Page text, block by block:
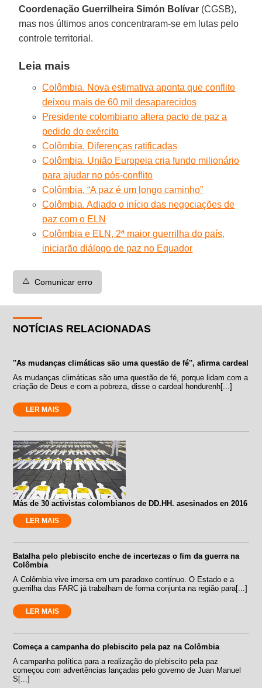
Coordenação Guerrilheira Simón Bolívar (CGSB),
mas nos últimos anos concentraram-se em lutas pelo
controle territorial.
Leia mais
Colômbia. Nova estimativa aponta que conflito
deixou mais de 60 mil desaparecidos
Presidente colombiano altera pacto de paz a
pedido do exército
Colômbia. Diferenças ratificadas
Colômbia. União Europeia cria fundo milionário
para ajudar no pós-conflito
Colômbia. “A paz é um longo caminho”
Colômbia. Adiado o início das negociações de
paz com o ELN
Colômbia e ELN, 2ª maior guerrilha do país,
iniciarão diálogo de paz no Equador
⚠️ Comunicar erro
NOTÍCIAS RELACIONADAS
''As mudanças climáticas são uma questão de fé'', afirma cardeal
As mudanças climáticas são uma questão de fé, porque lidam com a
criação de Deus e com a pobreza, disse o cardeal hondurenh[...]
LER MAIS
Más de 30 activistas colombianos de DD.HH. asesinados en 2016
LER MAIS
Batalha pelo plebiscito enche de incertezas o fim da guerra na
Colômbia
A Colômbia vive imersa em um paradoxo contínuo. O Estado e a
guerrilha das FARC já trabalham de forma conjunta na região para[...]
LER MAIS
Começa a campanha do plebiscito pela paz na Colômbia
A campanha política para a realização do plebiscito pela paz
começou com advertências lançadas pelo governo de Juan Manuel
S[...]